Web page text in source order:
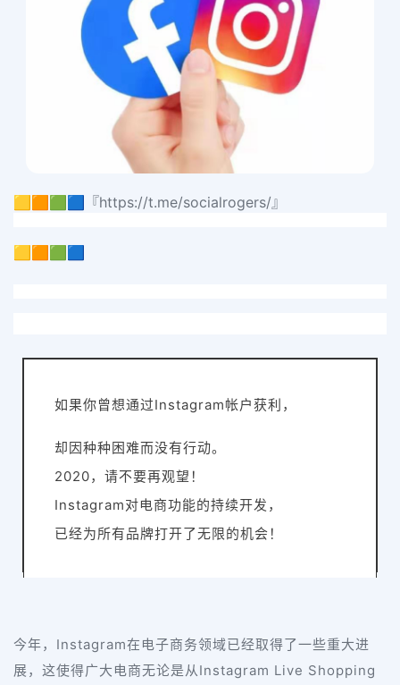
🟨🟧🟩🟦『https://t.me/socialrogers/』
🟨🟧🟩🟦
如果你曾想通过Instagram帐户获利，
却因种种困难而没有行动。
2020，请不要再观望！
Instagram对电商功能的持续开发，
已经为所有品牌打开了无限的机会！
今年， Instagram在电子商务领域已经取得了一些重大进
展，这使得广大电商无论是从 Instagram Live Shopping